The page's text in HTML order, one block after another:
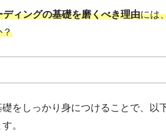
ディングの基礎を磨くべき理由には
？
をしっかり身につけることで、以
。